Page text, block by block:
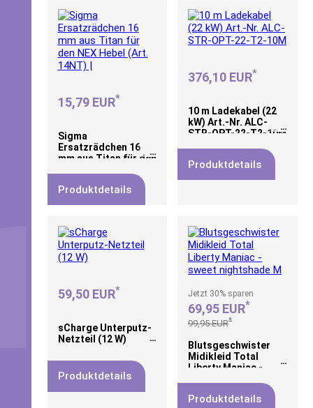
15,79 EUR*
Sigma
Ersatzrädchen 16
mm aus Titan für den
Produktdetails
376,10 EUR*
10 m Ladekabel (22
kW) Art.-Nr. ALC-
STR-OPT-22-T2-10M
Produktdetails
59,50 EUR*
sCharge Unterputz-
Netzteil (12 W)
Produktdetails
Jetzt 30% sparen
69,95 EUR*
99,95 EUR*
Blutsgeschwister
Midikleid Total
Liberty Maniac -
Produktdetails